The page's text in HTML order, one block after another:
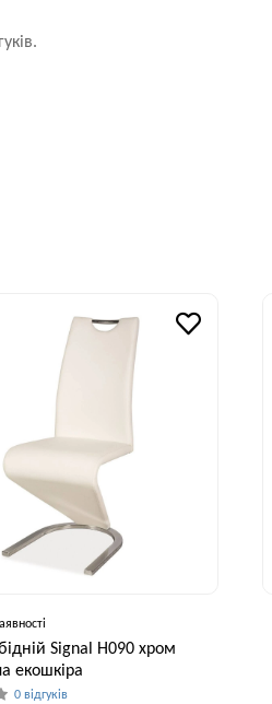
Signal H090 хром
екошкіра
0 відгуків